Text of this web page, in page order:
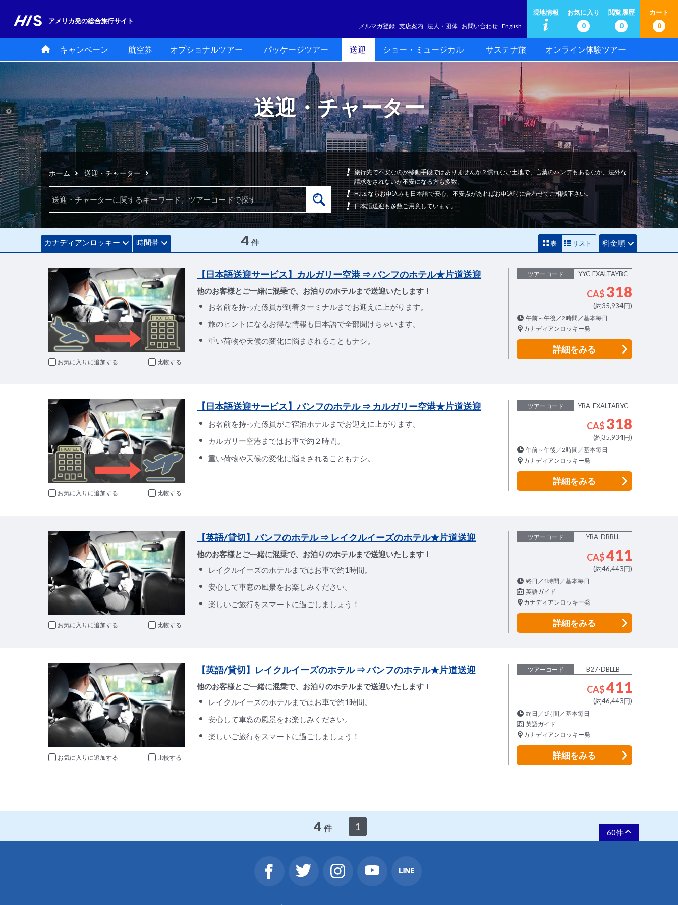
アメリカ発の総合旅行サイト
メルマガ登録 支店案内 法人・団体 お問い合わせ English
現地情報
お気に入り
0
閲覧履歴
0
カート
0
キャンペーン 航空券 オプショナルツアー パッケージツアー 送迎 ショー・ミュージカル サステナ旅 オンライン体験ツアー
送迎・チャーター
ホーム 送迎・チャーター
旅行先で不安なのが移動手段ではありませんか？慣れない土地で、言葉のハンデもあるなか、法外な
請求をされないか不安になる方も多数。
H.I.S.ならお申込みも日本語で安心。不安点があればお申込時に合わせてご相談下さい。
日本語送迎も多数ご用意しています。
カナディアンロッキー 時間帯 4 件 表 リスト 料金順
お気に入りに追加 比較
【日本語送迎サービス】カルガリー空港 ⇒ バンフのホテル★片道送迎
他のお客様とご一緒に混乗で、お泊りのホテルまで送迎いたします！
お名前を持った係員が到着ターミナルまでお迎えに上がります。
旅のヒントになるお得な情報も日本語で全部聞けちゃいます。
重い荷物や天候の変化に悩まされることもナシ。
ツアーコード YYC-EXALTAYBC
CA$ 318
(約35,934円)
午前～午後／2時間／基本毎日
カナディアンロッキー発
詳細をみる
お気に入りに追加 比較
【日本語送迎サービス】バンフのホテル ⇒ カルガリー空港★片道送迎
お名前を持った係員がご宿泊ホテルまでお迎えに上がります。
カルガリー空港まではお車で約２時間。
重い荷物や天候の変化に悩まされることもナシ。
ツアーコード YBA-EXALTABYC
CA$ 318
(約35,934円)
午前～午後／2時間／基本毎日
カナディアンロッキー発
詳細をみる
お気に入りに追加 比較
【英語/貸切】バンフのホテル ⇒ レイクルイーズのホテル★片道送迎
他のお客様とご一緒に混乗で、お泊りのホテルまで送迎いたします！
レイクルイーズのホテルまではお車で約1時間。
安心して車窓の風景をお楽しみください。
楽しいご旅行をスマートに過ごしましょう！
ツアーコード YBA-DBBLL
CA$411
(約46,443円)
終日／1時間／基本毎日
英語ガイド
カナディアンロッキー発
詳細をみる
お気に入りに追加 比較
【英語/貸切】レイクルイーズのホテル ⇒ バンフのホテル★片道送迎
他のお客様とご一緒に混乗で、お泊りのホテルまで送迎いたします！
レイクルイーズのホテルまではお車で約1時間。
安心して車窓の風景をお楽しみください。
楽しいご旅行をスマートに過ごしましょう！
ツアーコード B27-DBLLB
CA$411
(約46,443円)
終日／1時間／基本毎日
英語ガイド
カナディアンロッキー発
詳細をみる
4 件 1
60件